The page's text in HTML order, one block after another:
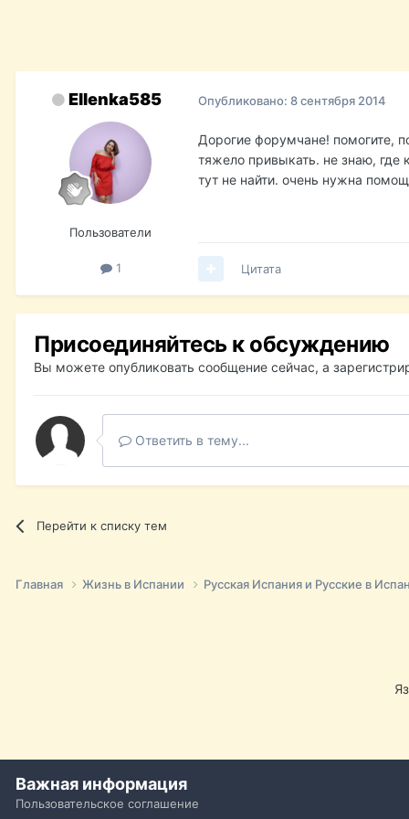
Ellenka585
Пользователи
1
Опубликовано: 8 сентября 2014
Дорогие форумчане! помогите,
тяжело привыкать. не знаю, где
тут не найти. очень нужна
Цитата
Присоединяйтесь к обсуждению
Вы можете опубликовать сообщение сейчас, а
Ответить в тему...
Перейти к списку тем
Главная Жизнь в Испании Русская Испания и Русские в
Важная информация
Пользовательское соглашение